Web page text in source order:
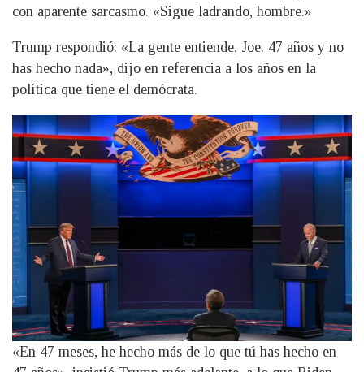
con aparente sarcasmo. «Sigue ladrando, hombre.»
Trump respondió: «La gente entiende, Joe. 47 años y no
has hecho nada», dijo en referencia a los años en la
política que tiene el demócrata.
«En 47 meses, he hecho más de lo que tú has hecho en